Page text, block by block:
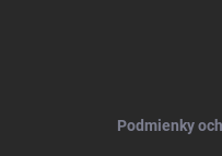
Podmienky